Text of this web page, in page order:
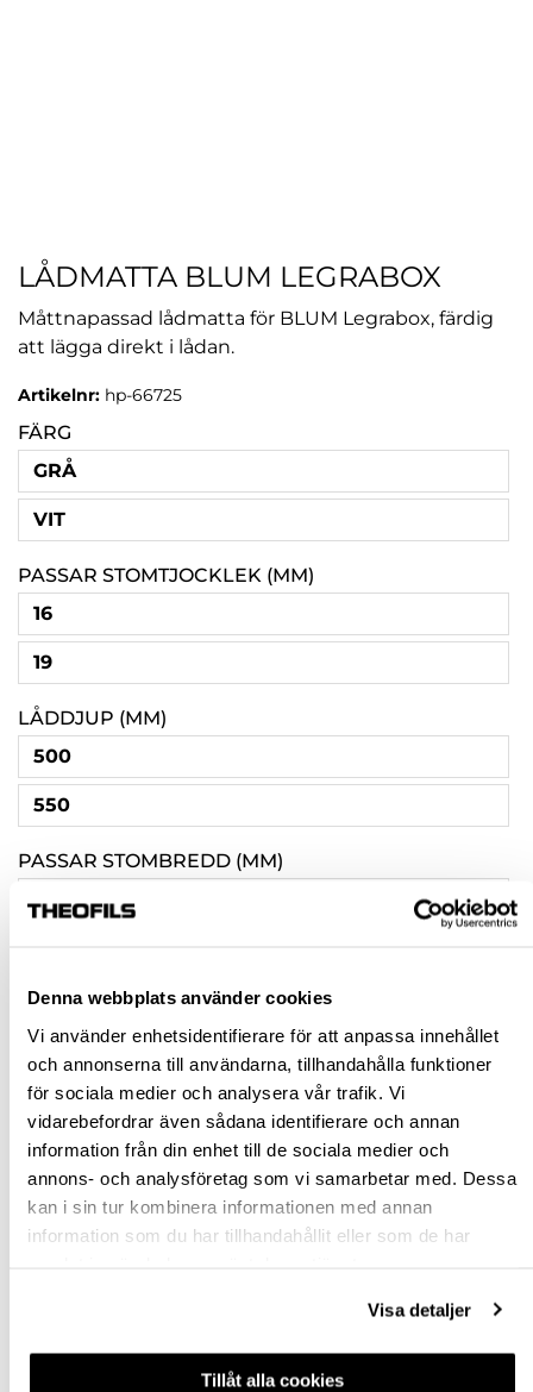
Denna webbplats använder cookies
Vi använder enhetsidentifierare för att anpassa innehållet
och annonserna till användarna, tillhandahålla funktioner
för sociala medier och analysera vår trafik. Vi
vidarebefordrar även sådana identifierare och annan
information från din enhet till de sociala medier och
annons- och analysföretag som vi samarbetar med. Dessa
kan i sin tur kombinera informationen med annan
information som du har tillhandahållit eller som de har
Visa detaljer
Tillåt alla cookies
LÅDMATTA BLUM LEGRABOX
Måttnapassad lådmatta för BLUM Legrabox, färdig
att lägga direkt i lådan.
Artikelnr: hp-66725
FÄRG
GRÅ
VIT
PASSAR STOMTJOCKLEK (MM)
16
19
LÅDDJUP (MM)
500
550
PASSAR STOMBREDD (MM)
600
800
400
300
500
700
900